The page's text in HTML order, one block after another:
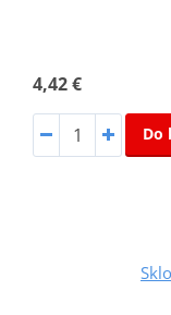
4,42 €
Do